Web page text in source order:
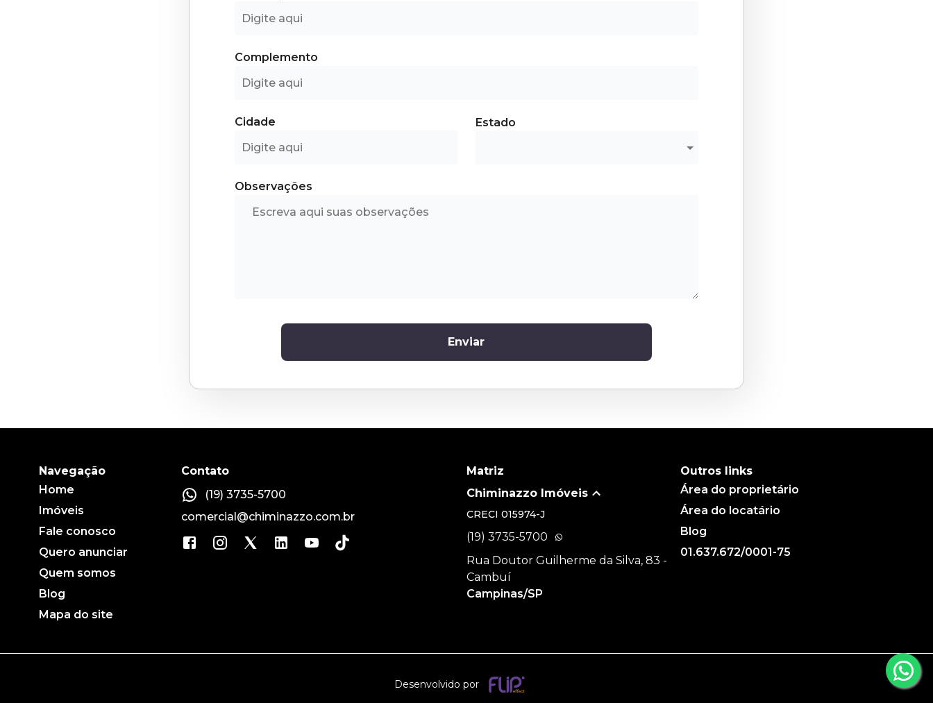
Complemento
Cidade Estado
Observações
Enviar
Navegação
Home
Imóveis
Fale conosco
Quero anunciar
Quem somos
Blog
Mapa do site
Contato
(19) 3735-5700
comercial@chiminazzo.com.br
Matriz
Chiminazzo Imóveis
CRECI 015974-J
(19) 3735-5700
Rua Doutor Guilherme da Silva, 83 -
Cambuí
Campinas/SP
Outros links
Área do proprietário
Área do locatário
Blog
01.637.672/0001-75
Desenvolvido por